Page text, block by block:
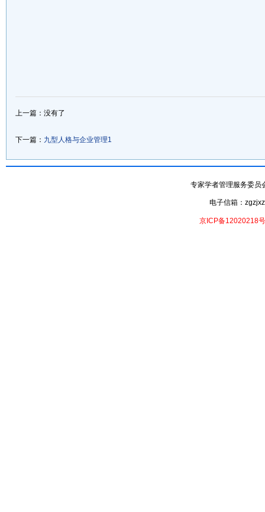
上一篇：没有了
下一篇： 九型人格与企业管理1
专家学者管理服务委员
电子信箱：
京ICP备12020218